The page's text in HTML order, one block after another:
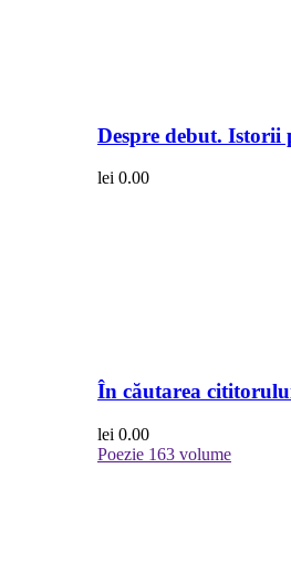
Despre debut. Istorii
lei 0.00
În căutarea
lei 0.00
Poezie 163 volume